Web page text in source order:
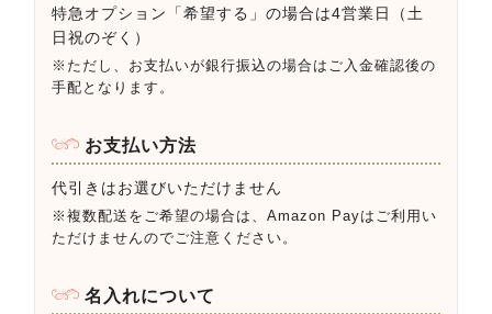
特急オプション「希望する」の場合は4営業日（土
日祝のぞく）
※ただし、お支払いが銀行振込の場合はご入金確認後の
手配となります。
お支払い方法
代引きはお選びいただけません
※複数配送をご希望の場合は、Amazon Payはご利用い
ただけませんのでご注意ください。
名入れについて